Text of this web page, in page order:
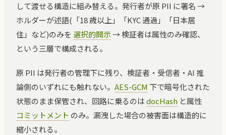
して渡せる構造に組み替える。発行者が原 PII に署名 →
ホルダーが述語(「18 歳以上」「KYC 通過」「日本居
住」など)のみを 選択的開示→ 検証者は属性のみ確認、
という三層で構成される。
原 PII は発行者の管理下に残り、検証者・受信者・AI 推
論側のいずれにも触れない。 AES-GCM 下で暗号化された
状態のまま保管され、回路に乗るのはdocHash と属性
コミットメント のみ。漏洩した場合の被害面は構造的に
縮小される。